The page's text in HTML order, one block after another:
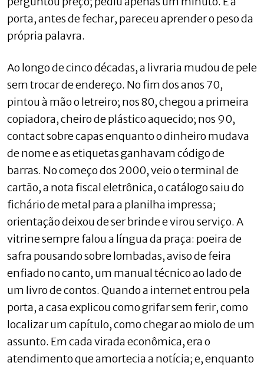
porta, antes de fechar, pareceu aprender o peso da
própria palavra.
Ao longo de cinco décadas, a livraria mudou de pele
sem trocar de endereço. No fim dos anos 70,
pintou à mão o letreiro; nos 80, chegou a primeira
copiadora, cheiro de plástico aquecido; nos 90,
contact sobre capas enquanto o dinheiro mudava
de nome e as etiquetas ganhavam código de
barras. No começo dos 2000, veio o terminal de
cartão, a nota fiscal eletrônica, o catálogo saiu do
fichário de metal para a planilha impressa;
orientação deixou de ser brinde e virou serviço. A
vitrine sempre falou a língua da praça: poeira de
safra pousando sobre lombadas, aviso de feira
enfiado no canto, um manual técnico ao lado de
um livro de contos. Quando a internet entrou pela
porta, a casa explicou como grifar sem ferir, como
localizar um capítulo, como chegar ao miolo de um
assunto. Em cada virada econômica, era o
atendimento que amortecia a notícia; e, enquanto